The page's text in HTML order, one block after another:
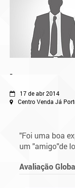
-
17 de abr 2014
Centro Venda Já
"Foi uma boa
um "amigo"de
Avaliação Global